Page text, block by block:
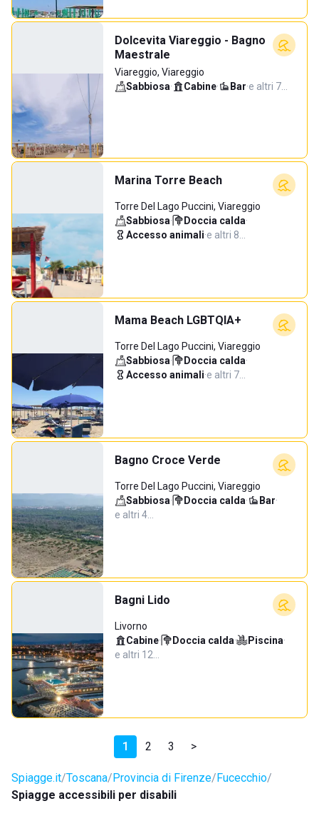
Dolcevita Viareggio - Bagno
Maestrale
Viareggio, Viareggio
Sabbiosa· Cabine· Bar·e altri 7…
Marina Torre Beach
Torre Del Lago Puccini, Viareggio
Sabbiosa· Doccia calda·
Accesso animali·e altri 8…
Mama Beach LGBTQIA+
Torre Del Lago Puccini, Viareggio
Sabbiosa· Doccia calda·
Accesso animali·e altri 7…
Bagno Croce Verde
Torre Del Lago Puccini, Viareggio
Sabbiosa· Doccia calda· Bar·
e altri 4…
Bagni Lido
Livorno
Cabine· Doccia calda· Piscina·
e altri 12…
1 2 3 >
Spiagge.it Toscana Provincia di Firenze Fucecchio
Spiagge accessibili per disabili